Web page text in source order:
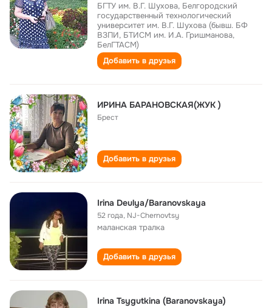
БГТУ им. В.Г. Шухова, Белгородский
государственный технологический
университет им. В.Г. Шухова (бывш. БФ
ВЗПИ, БТИСМ им. И.А. Гришманова,
БелГТАСМ)
Добавить в друзья
ИРИНА БАРАНОВСКАЯ(ЖУК )
Брест
Добавить в друзья
Irina Deulya/Baranovskaya
52 года, NJ-Chernovtsy
маланская тралка
Добавить в друзья
Irina Tsygutkina (Baranovskaya)